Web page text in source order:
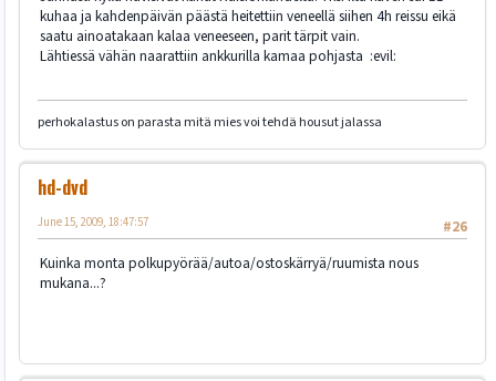
kuhaa ja kahdenpäivän päästä heitettiin veneellä siihen 4h reissu eikä
saatu ainoatakaan kalaa veneeseen, parit tärpit vain.
Lähtiessä vähän naarattiin ankkurilla kamaa pohjasta :evil:
perhokalastus on parasta mitä mies voi tehdä housut jalassa
hd-dvd
#26
June 15, 2009, 18:47:57
Kuinka monta polkupyörää/autoa/ostoskärryä/ruumista nous
mukana...?